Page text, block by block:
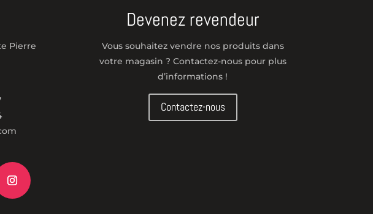
Pierre
Devenez revendeur
Vous souhaitez vendre nos produits dans
votre magasin ? Contactez-nous pour plus
d’informations !
Contactez-nous